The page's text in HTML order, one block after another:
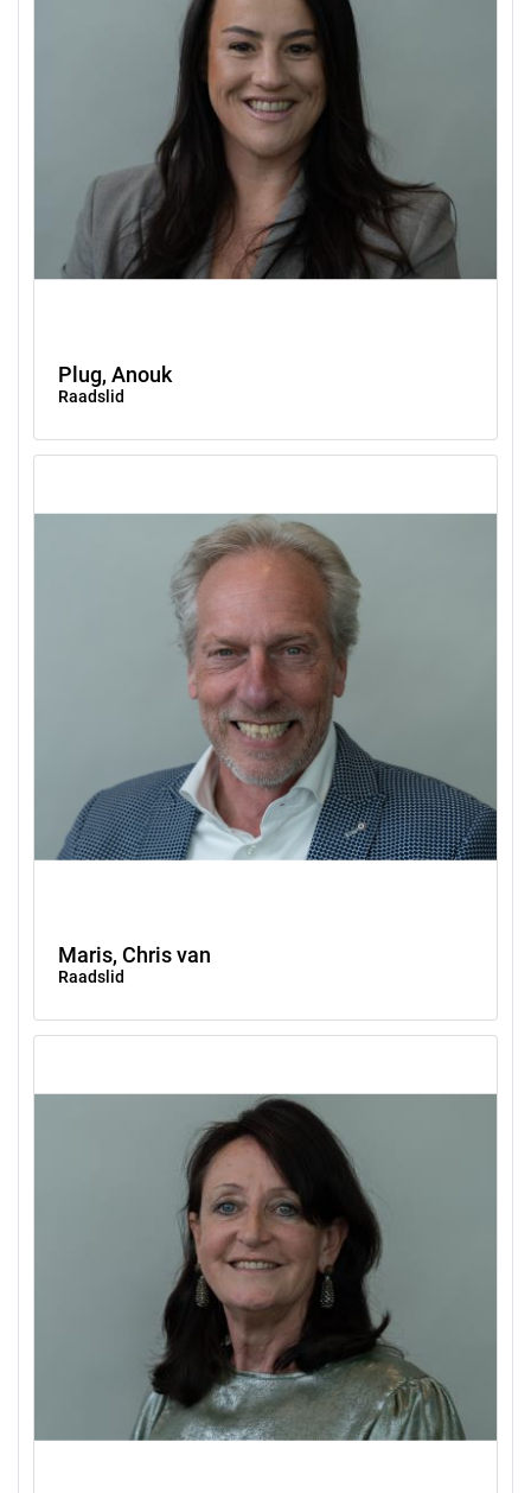
Plug, Anouk
Raadslid
Maris, Chris van
Raadslid